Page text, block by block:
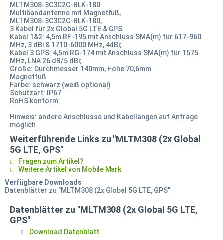
MLTM308-3C3C2C-BLK-180
Multibandantenne mit Magnetfuß,
MLTM308-3C3C2C-BLK-180,
3 Kabel für 2x Global 5G LTE & GPS
Kabel 1&2: 4,5m RF-195 mit Anschluss SMA(m) für 617-960
MHz, 3 dBi & 1710-6000 MHz, 4dBi;
Kabel 3 GPS: 4,5m RG-174 mit Anschluss SMA(m) für 1575
MHz, LNA 26 dB/5 dBi;
Größe: Durchmesser 140mm, Höhe 70,6mm
Magnetfuß
Farbe: schwarz (weiß optional)
Schutzart: IP67
RoHS konform
Hinweis: andere Anschlüsse und Kabellängen auf Anfrage
möglich
Weiterführende Links zu "MLTM308 (2x Global
5G LTE, GPS"
Fragen zum Artikel?
Weitere Artikel von Mobile Mark
Verfügbare Downloads
Datenblätter zu "MLTM308 (2x Global 5G LTE, GPS"
Datenblätter zu "MLTM308 (2x Global 5G LTE,
GPS"
Download Datenblatt